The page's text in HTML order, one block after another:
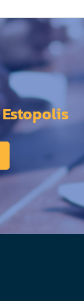
Estopolis